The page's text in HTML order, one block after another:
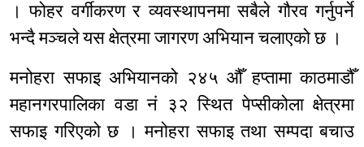
। फोहर वर्गीकरण र व्यवस्थापनमा सबैले गौरव गर्नुपर्ने
भन्दै मञ्चले यस क्षेत्रमा जागरण अभियान चलाएको छ ।
मनोहरा सफाइ अभियानको २४५ औँ हप्तामा काठमाडौँ
महानगरपालिका वडा नं ३२ स्थित पेप्सीकोला क्षेत्रमा
सफाइ गरिएको छ । मनोहरा सफाइ तथा सम्पदा बचाउ